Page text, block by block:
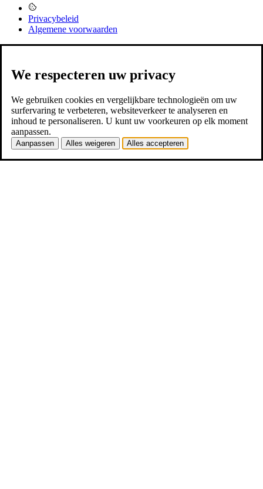
Privacybeleid
Algemene voorwaarden
We respecteren uw privacy
We gebruiken cookies en vergelijkbare technologieën om uw
surfervaring te verbeteren, websiteverkeer te analyseren en
inhoud te personaliseren. U kunt uw voorkeuren op elk moment
aanpassen.
Aanpassen Alles weigeren Alles accepteren